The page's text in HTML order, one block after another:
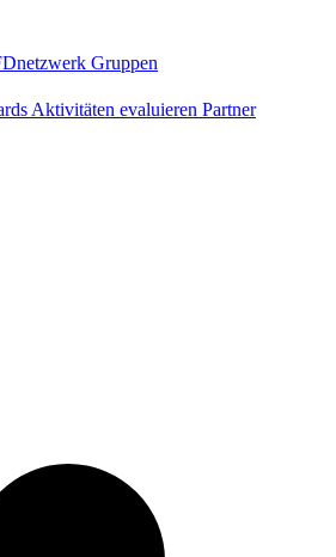
Gruppen
Aktivitäten evaluieren Partner